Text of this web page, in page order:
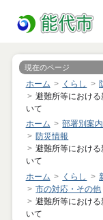
現在のページ
ホーム くらし
避難所等におけ
いて
ホーム
部署別案内
防災情報
避難所等におけ
いて
ホーム
くらし
市の対応・その他
避難所等におけ
いて